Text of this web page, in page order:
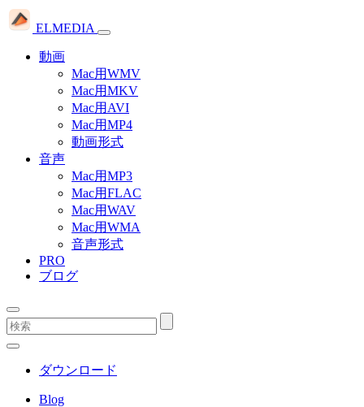
ELMEDIA
動画
Mac用WMV
Mac用MKV
Mac用AVI
Mac用MP4
動画形式
音声
Mac用MP3
Mac用FLAC
Mac用WAV
Mac用WMA
音声形式
PRO
ブログ
ダウンロード
Blog